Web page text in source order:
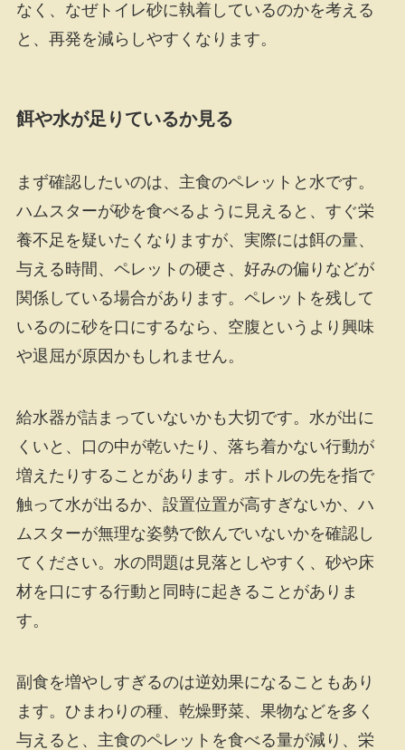
なく、なぜトイレ砂に執着しているのかを考える
と、再発を減らしやすくなります。
餌や水が足りているか見る
まず確認したいのは、主食のペレットと水です。
ハムスターが砂を食べるように見えると、すぐ栄
養不足を疑いたくなりますが、実際には餌の量、
与える時間、ペレットの硬さ、好みの偏りなどが
関係している場合があります。ペレットを残して
いるのに砂を口にするなら、空腹というより興味
や退屈が原因かもしれません。
給水器が詰まっていないかも大切です。水が出に
くいと、口の中が乾いたり、落ち着かない行動が
増えたりすることがあります。ボトルの先を指で
触って水が出るか、設置位置が高すぎないか、ハ
ムスターが無理な姿勢で飲んでいないかを確認し
てください。水の問題は見落としやすく、砂や床
材を口にする行動と同時に起きることがありま
す。
副食を増やしすぎるのは逆効果になることもあり
ます。ひまわりの種、乾燥野菜、果物などを多く
与えると、主食のペレットを食べる量が減り、栄